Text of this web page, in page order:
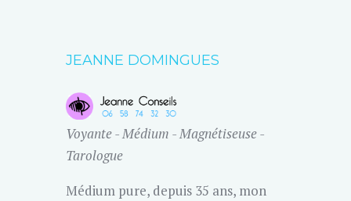
JEANNE DOMINGUES
Voyante - Médium - Magnétiseuse -
Tarologue
Médium pure, depuis 35 ans, mon